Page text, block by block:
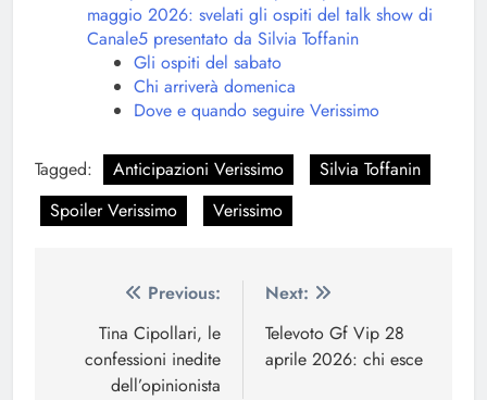
maggio 2026: svelati gli ospiti del talk show di
Canale5 presentato da Silvia Toffanin
Gli ospiti del sabato
Chi arriverà domenica
Dove e quando seguire Verissimo
Tagged: Anticipazioni Verissimo
Silvia Toffanin
Spoiler Verissimo
Verissimo
Navigazione
articoli
Previous:
Tina Cipollari, le
confessioni inedite
dell’opinionista
Next:
Televoto Gf Vip 28
aprile 2026: chi esce